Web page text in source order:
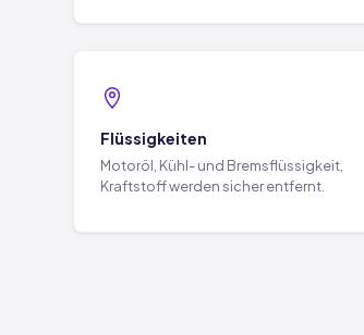
Flüssigkeiten
Motoröl, Kühl- und Bremsflüssigkeit,
Kraftstoff werden sicher entfernt.